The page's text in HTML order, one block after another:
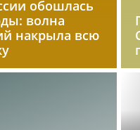
обошлась
волна
накрыла всю